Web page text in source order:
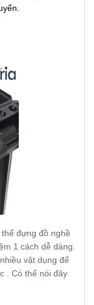
đựng đồ nghề
1 cách dễ dàng.
vật dụng để
. Có thể nói đây